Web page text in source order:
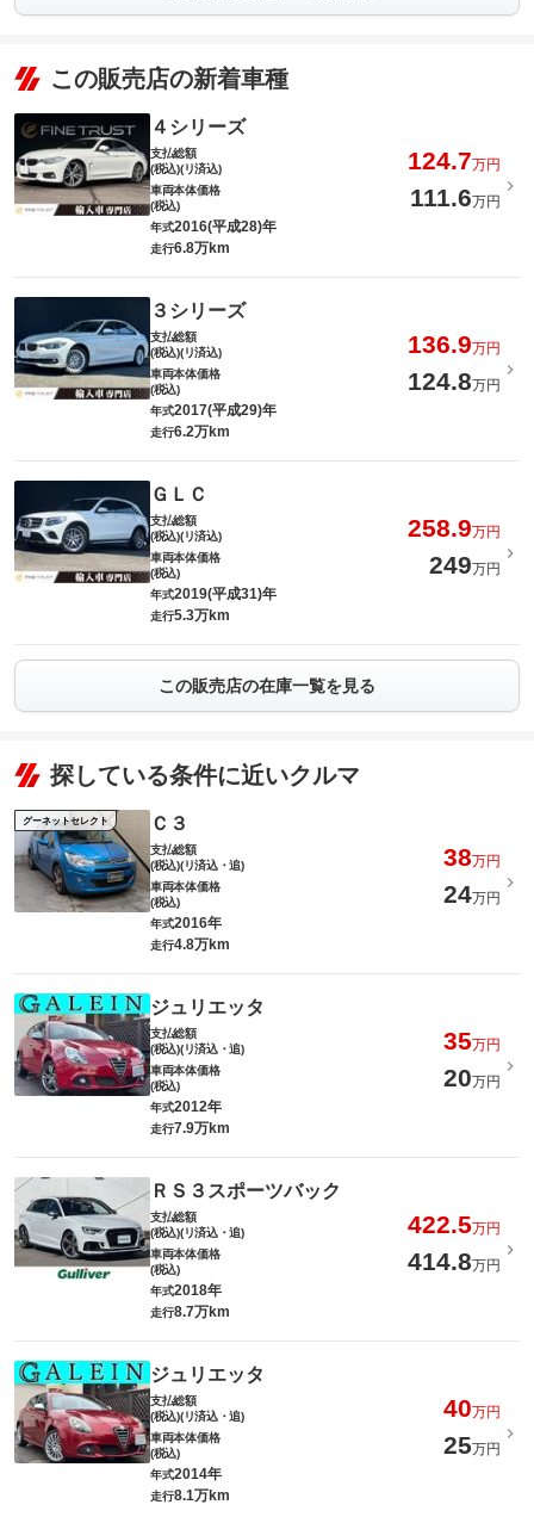
この販売店の新着車種
４シリーズ
支払総額
(税込)(リ済込)
124.7万円
車両本体価格
(税込)
111.6万円
年式2016(平成28)年
走行6.8万km
３シリーズ
支払総額
(税込)(リ済込)
136.9万円
車両本体価格
(税込)
124.8万円
年式2017(平成29)年
走行6.2万km
ＧＬＣ
支払総額
(税込)(リ済込)
258.9万円
車両本体価格
(税込)
249万円
年式2019(平成31)年
走行5.3万km
この販売店の在庫一覧を見る
探している条件に近いクルマ
グーネットセレクト Ｃ３
支払総額
(税込)(リ済込・追)
38万円
車両本体価格
(税込)
24万円
年式2016年
走行4.8万km
ジュリエッタ
支払総額
(税込)(リ済込・追)
35万円
車両本体価格
(税込)
20万円
年式2012年
走行7.9万km
ＲＳ３スポーツバック
支払総額
(税込)(リ済込・追)
422.5万円
車両本体価格
(税込)
414.8万円
年式2018年
走行8.7万km
ジュリエッタ
支払総額
(税込)(リ済込・追)
40万円
車両本体価格
(税込)
25万円
年式2014年
走行8.1万km